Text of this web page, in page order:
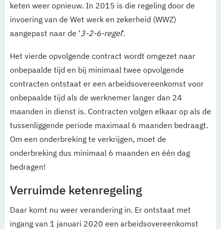
keten weer opnieuw. In 2015 is die regeling door de
invoering van de Wet werk en zekerheid (WWZ)
aangepast naar de ‘3-2-6-regel‘.
Het vierde opvolgende contract wordt omgezet naar
onbepaalde tijd en bij minimaal twee opvolgende
contracten ontstaat er een arbeidsovereenkomst voor
onbepaalde tijd als de werknemer langer dan 24
maanden in dienst is. Contracten volgen elkaar op als de
tussenliggende periode maximaal 6 maanden bedraagt.
Om een onderbreking te verkrijgen, moet de
onderbreking dus minimaal 6 maanden en één dag
bedragen!
Verruimde ketenregeling
Daar komt nu weer verandering in. Er ontstaat met
ingang van 1 januari 2020 een arbeidsovereenkomst